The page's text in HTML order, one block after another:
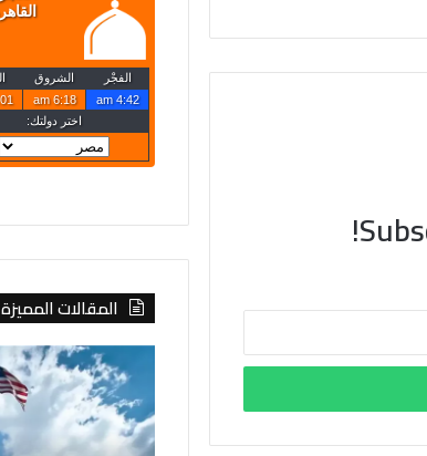
المقالات المميزة
واشنطن:
يساعد
إيران
على